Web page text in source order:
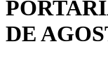
DE